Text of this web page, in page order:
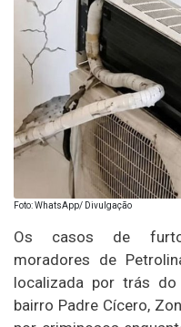
Foto: WhatsApp/ Divulgação
Os casos de
moradores de
localizada por trás do
bairro Padre Cícero,